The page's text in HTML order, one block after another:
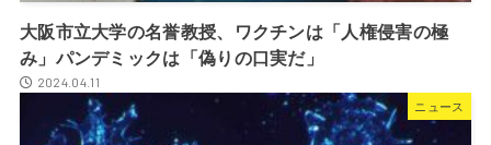
大阪市立大学の名誉教授、ワクチンは「人権侵害の極
み」パンデミックは「偽りの口実だ」
2024.04.11
ニュース